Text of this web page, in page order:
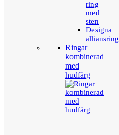
ring
med
sten
Designa
alliansring
Ringar
kombinerad
med
hudfärg